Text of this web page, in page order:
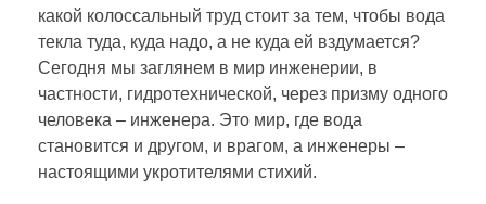
какой колоссальный труд стоит за тем, чтобы вода
текла туда, куда надо, а не куда ей вздумается?
Сегодня мы заглянем в мир инженерии, в
частности, гидротехнической, через призму одного
человека – инженера. Это мир, где вода
становится и другом, и врагом, а инженеры –
настоящими укротителями стихий.